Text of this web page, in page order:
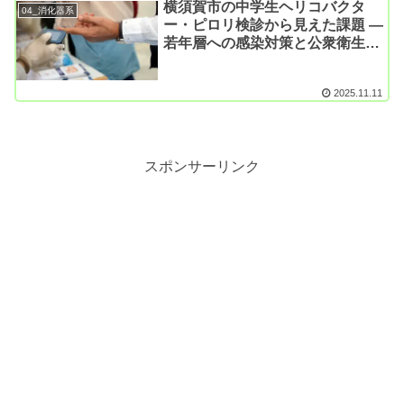
04_消化器系
横須賀市の中学生ヘリコバクタ
ー・ピロリ検診から見えた課題 ―
若年層への感染対策と公衆衛生的
2025.11.11
スポンサーリンク